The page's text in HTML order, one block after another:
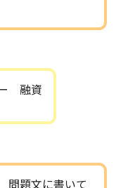
融資
題文に書いて